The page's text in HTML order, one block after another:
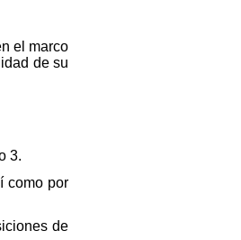
el marco
de su
3.
como por
de